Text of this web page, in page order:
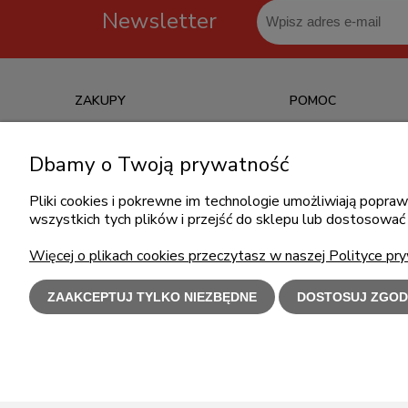
Newsletter
ZAKUPY
Informacje o leasingu
Koszt dostawy
POMOC
Regulamin zakupów
Użytkowanie
Dbamy o Twoją prywatność
Pliki cookies i pokrewne im technologie umożliwiają
wszystkich tych plików i przejść do sklepu lub
Więcej o plikach cookies przeczytasz w naszej Polityce
ZAAKCEPTUJ TYLKO NIEZBĘDNE DOSTOSUJ